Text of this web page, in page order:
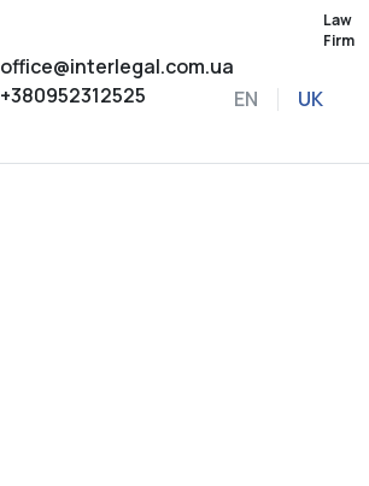
Law
Firm
office@interlegal.com.ua
+380952312525
EN UK